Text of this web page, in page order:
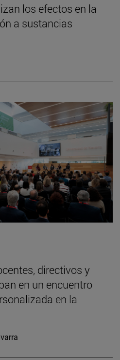
los efectos en la
a sustancias
directivos y
en un encuentro
en la